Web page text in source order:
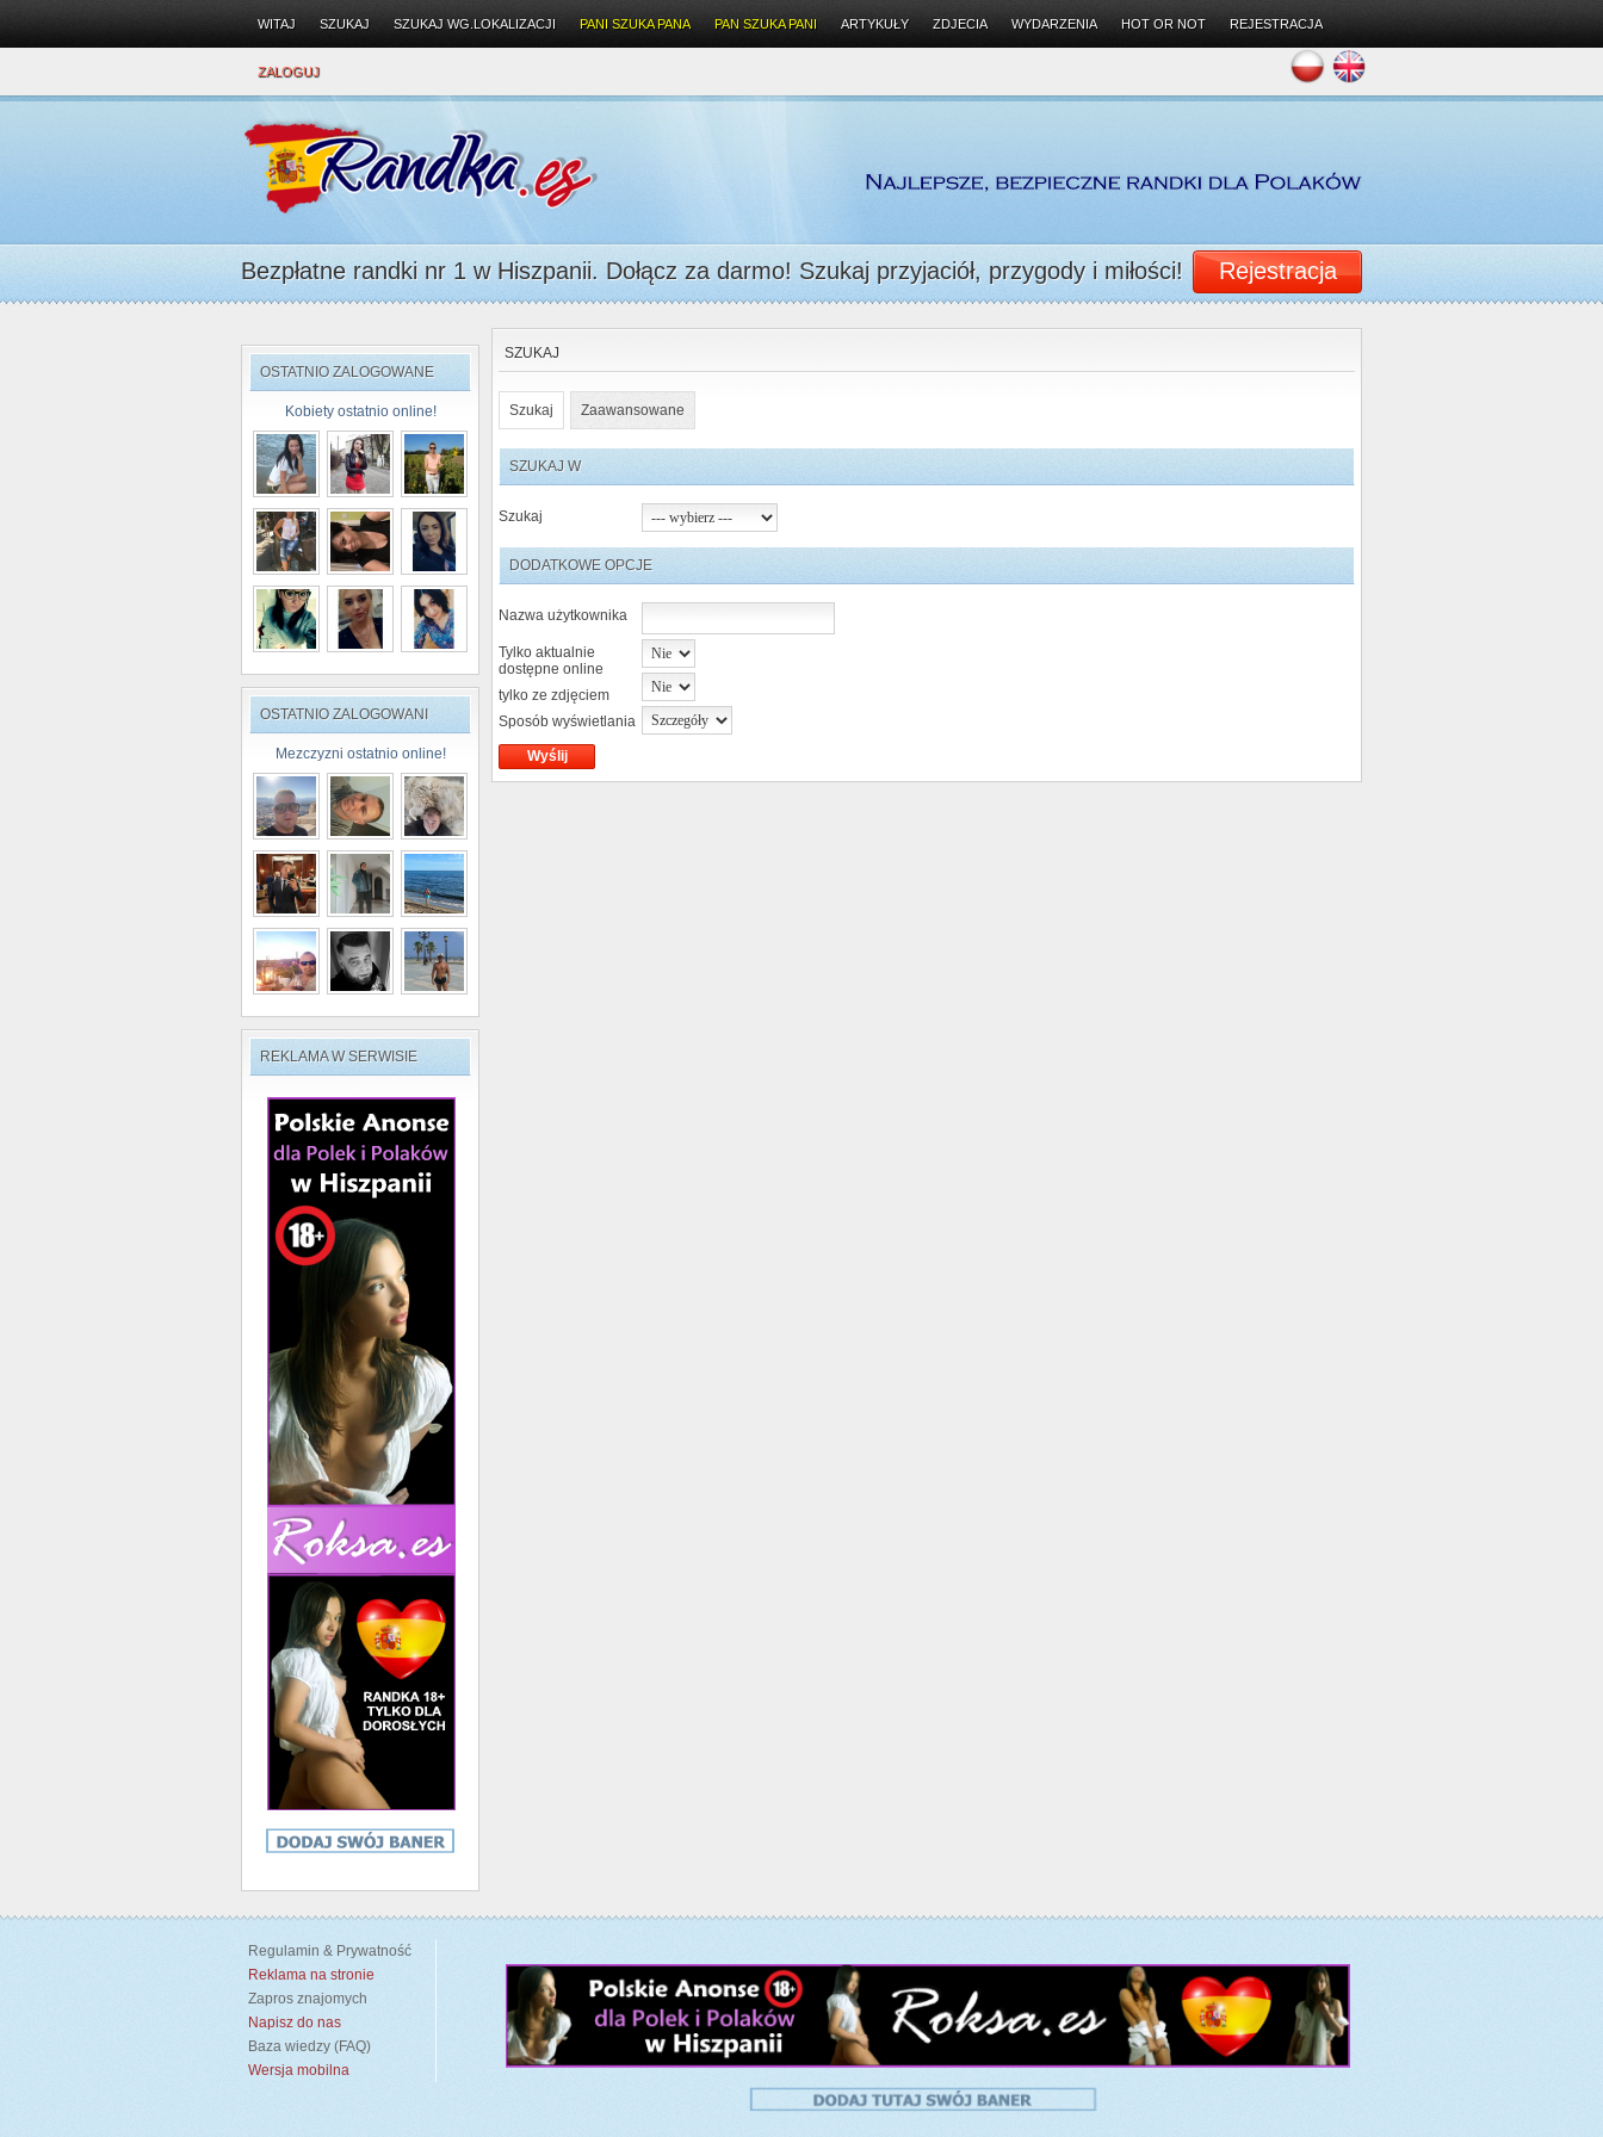
WITAJ SZUKAJ SZUKAJ WG.LOKALIZACJI PANI SZUKA PANA PAN SZUKA PANI ARTYKUŁY ZDJECIA WYDARZENIA HOT OR NOT REJESTRACJA
ZALOGUJ
Bezpłatne randki nr 1 w Hiszpanii. Dołącz za darmo! Szukaj przyjaciół, przygody i miłości! Rejestracja
OSTATNIO ZALOGOWANE
Kobiety ostatnio online!
OSTATNIO ZALOGOWANI
Mezczyzni ostatnio online!
REKLAMA W SERWISIE
SZUKAJ
Szukaj Zaawansowane
SZUKAJ W
Szukaj
DODATKOWE OPCJE
Nazwa użytkownika
Tylko aktualnie
dostępne online
tylko ze zdjęciem
Sposób wyświetlania
Regulamin & Prywatność
Reklama na stronie
Zapros znajomych
Napisz do nas
Baza wiedzy (FAQ)
Wersja mobilna